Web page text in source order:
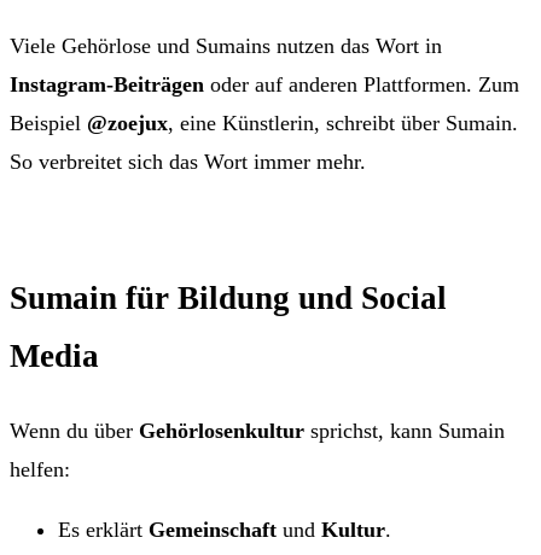
Viele Gehörlose und Sumains nutzen das Wort in
Instagram-Beiträgen oder auf anderen Plattformen. Zum
Beispiel @zoejux, eine Künstlerin, schreibt über Sumain.
So verbreitet sich das Wort immer mehr.
Sumain für Bildung und Social
Media
Wenn du über Gehörlosenkultur sprichst, kann Sumain
helfen:
Es erklärt Gemeinschaft und Kultur.